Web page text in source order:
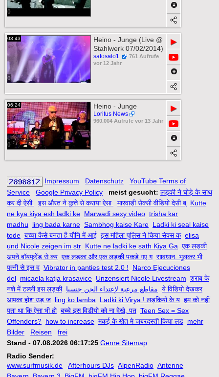
0
03:43
0
Heino - Junge (Live @
Stahlwerk 07/02/2014)
satosato1
761 Aufrufe
vor 12 Jahr
▶
06:24
0
Heino - Junge
Loritus News
960.004 Aufrufe vor 13 Jahr
▶
Impressum Datenschutz
YouTube Terms of
Service
Google Privacy Policy meist gesucht: लड़की ने घोड़े के साथ
कर दी ऐसी
इस औरत ने कुत्ते से कराया ऐसा मारवाड़ी सेक्सी वीडियो देसी ब् Kutte
ne kya kiya esh ladki ke Marwadi sexy video trisha kar
madhu
ling bada karne Sambhog kaise Kare Ladki ki seal kaise
tode बच्चा कैसे बनता है यौनि में आई इस महिला पुलिस ने किया सेक्स क elisa
und Nicole zeigen im str Kutte ne ladki ke sath Kiya Ga एक लड़की
अपने बॉयफ्रेंड से क्य एक लड़का और एक लड़की पकडे गए ग सावधान: भूलकर भी
पत्नी से इस द Vibrator in panties test 2.0 !
Narco Ejecuciones
del micaela katja krasavice Unzensiert Nicole Livestream शराब के
नशे में टल्ली इस लड़की مقاطع مرعبة لإعتداء الجن جنسيا ये विडियो देखकर
आपका होश उड़ ज ling ko lamba Ladki ki Virya ! लड़कियों के य हम को नहीं
पता था कि ऐसा भी हो बच्चे इस विडीयो को ना देखे, पत Teen Sex = Sex
Offenders? how to increase मकई के खेत मे जबरदस्ती किया लड mehr
Bilder
Reisen
frei
Stand - 07.08.2026 06:17:25 Genre Sitemap
Radio Sender:
www.surfmusik.de
Afterhours DJs AlpenRadio Antenne